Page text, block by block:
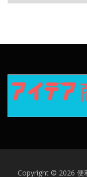
Copyright © 2026 便